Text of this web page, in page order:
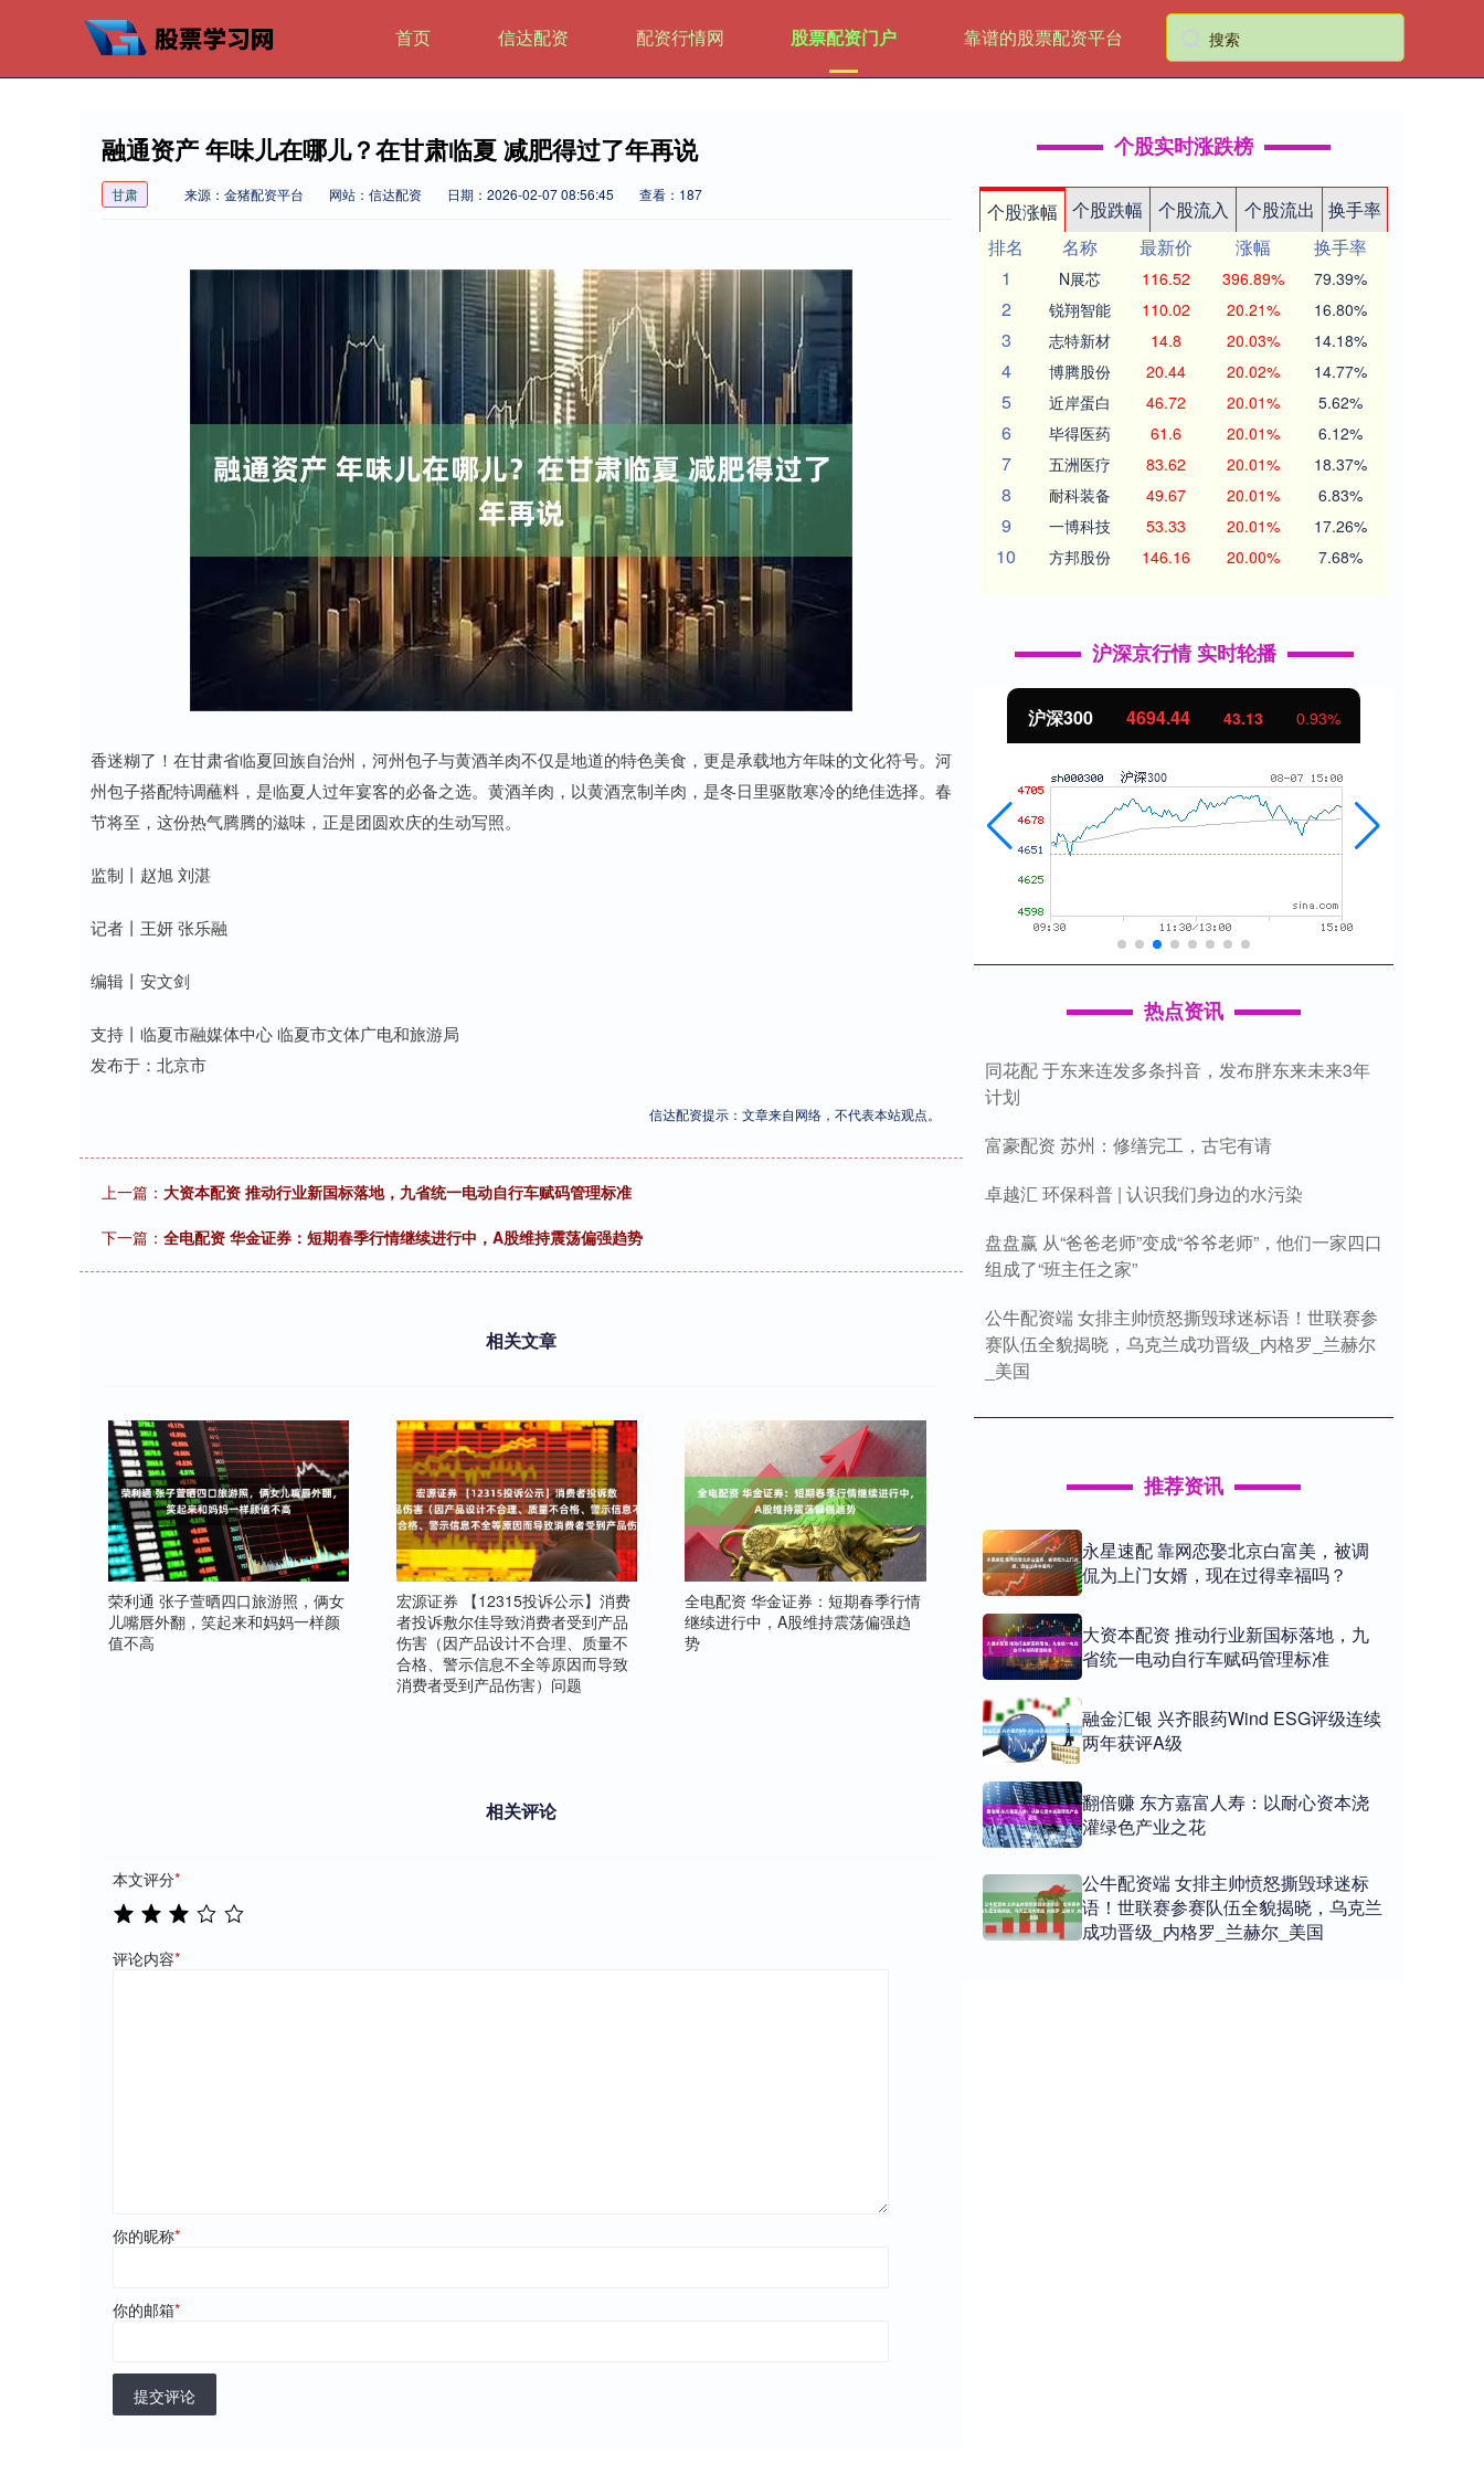
首页 信达配资 配资行情网 股票配资门户 靠谱的股票配资平台
融通资产 年味儿在哪儿？在甘肃临夏 减肥得过了年再说
甘肃 来源：金猪配资平台 网站：信达配资 日期：2026-02-07 08:56:45 查看：187
香迷糊了！在甘肃省临夏回族自治州，河州包子与黄酒羊肉不仅是地道的特色美食，更是承载地方年味的文化符号。河
州包子搭配特调蘸料，是临夏人过年宴客的必备之选。黄酒羊肉，以黄酒烹制羊肉，是冬日里驱散寒冷的绝佳选择。春
节将至，这份热气腾腾的滋味，正是团圆欢庆的生动写照。
监制丨赵旭 刘湛
记者丨王妍 张乐融
编辑丨安文剑
支持丨临夏市融媒体中心 临夏市文体广电和旅游局
发布于：北京市
信达配资提示：文章来自网络，不代表本站观点。
上一篇： 大资本配资 推动行业新国标落地，九省统一电动自行车赋码管理标准
下一篇： 全电配资 华金证券：短期春季行情继续进行中，A股维持震荡偏强趋势
相关文章
荣利通 张子萱晒四口旅游照，俩女
儿嘴唇外翻，笑起来和妈妈一样颜
值不高
宏源证券 【12315投诉公示】消费
者投诉敷尔佳导致消费者受到产品
伤害（因产品设计不合理、质量不
合格、警示信息不全等原因而导致
消费者受到产品伤害）问题
全电配资 华金证券：短期春季行情
继续进行中，A股维持震荡偏强趋
势
相关评论
本文评分*
评论内容*
你的昵称*
你的邮箱*
提交评论
个股实时涨跌榜
个股涨幅 个股跌幅 个股流入 个股流出
换手率
排名
名称 最新价 涨幅
换手率
1
N展芯 116.52 396.89% 79.39%
2 锐翔智能 110.02 20.21% 16.80%
3 志特新材 14.8 20.03% 14.18%
4 博腾股份 20.44 20.02% 14.77%
5 近岸蛋白 46.72 20.01% 5.62%
6 毕得医药 61.6 20.01% 6.12%
7 五洲医疗 83.62 20.01% 18.37%
8 耐科装备 49.67 20.01% 6.83%
9 一博科技 53.33 20.01% 17.26%
10 方邦股份 146.16 20.00% 7.68%
沪深京行情 实时轮播
深证成指 14311.01 200.89 1.42% 沪深300 4694.44 43.13 北证50 1134.24 11.37 1.01%
热点资讯
同花配 于东来连发多条抖音，发布胖东来未来3年
计划
富豪配资 苏州：修缮完工，古宅有请
卓越汇 环保科普 | 认识我们身边的水污染
盘盘赢 从“爸爸老师”变成“爷爷老师”，他们一家四口
组成了“班主任之家”
公牛配资端 女排主帅愤怒撕毁球迷标语！世联赛参
赛队伍全貌揭晓，乌克兰成功晋级_内格罗_兰赫尔
_美国
推荐资讯
永星速配 靠网恋娶北京白富美，被调
侃为上门女婿，现在过得幸福吗？
大资本配资 推动行业新国标落地，九
省统一电动自行车赋码管理标准
融金汇银 兴齐眼药Wind ESG评级连续
两年获评A级
翻倍赚 东方嘉富人寿：以耐心资本浇
灌绿色产业之花
公牛配资端 女排主帅愤怒撕毁球迷标
语！世联赛参赛队伍全貌揭晓，乌克兰
成功晋级_内格罗_兰赫尔_美国